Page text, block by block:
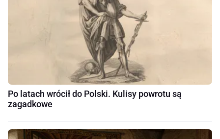
Po latach wrócił do Polski. Kulisy powrotu są
zagadkowe